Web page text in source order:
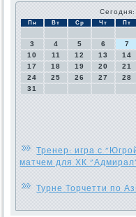
Пн Вт Ср Чт Пт
3
4 5 6 7
10
11 12 13 14
17
18 19 20 21
24
25 26 27 28
31
Тренер: игра с
матчем для ХК
Турне Торчетти по